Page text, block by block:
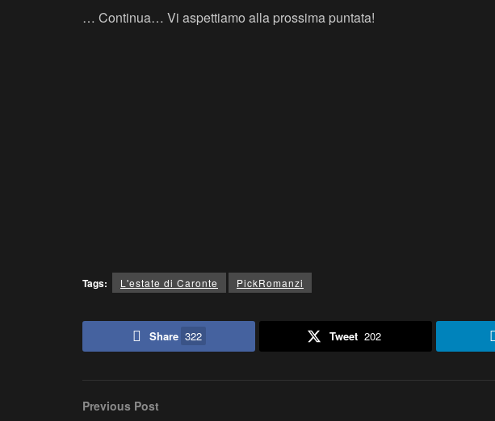
… Continua… Vi aspettiamo alla prossima puntata!
Tags: L'estate di Caronte PickRomanzi
Share 322 Tweet 202
Previous Post